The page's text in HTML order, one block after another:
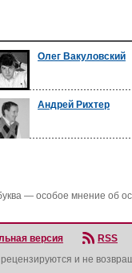
Олег Вакуловский
Андрей Рихтер
— особое мнение об
версия
RSS
рецензируются и не